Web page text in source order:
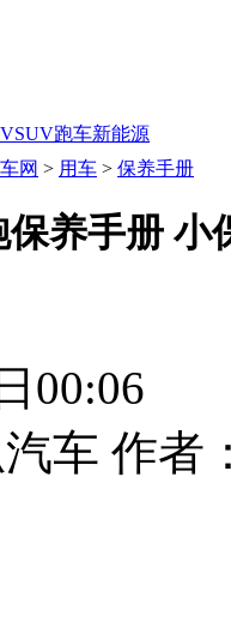
SUV跑车新能源
网 > 用车 > 保养手册
养手册 小
00:06
车 作者